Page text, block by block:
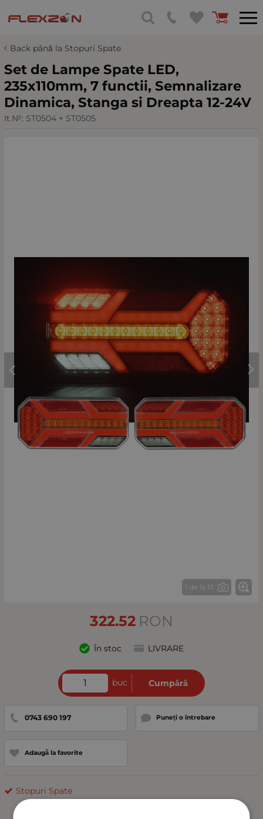
Back până la Stopuri Spate
Set de Lampe Spate LED,
235x110mm, 7 functii, Semnalizare
Dinamica, Stanga si Dreapta 12-24V
It.№: ST0504 + ST0505
1 de la 13
322.52 RON
În stoc LIVRARE
buc Cumpără
0743 690 197 Puneți o întrebare
Adaugă la favorite
Stopuri Spate